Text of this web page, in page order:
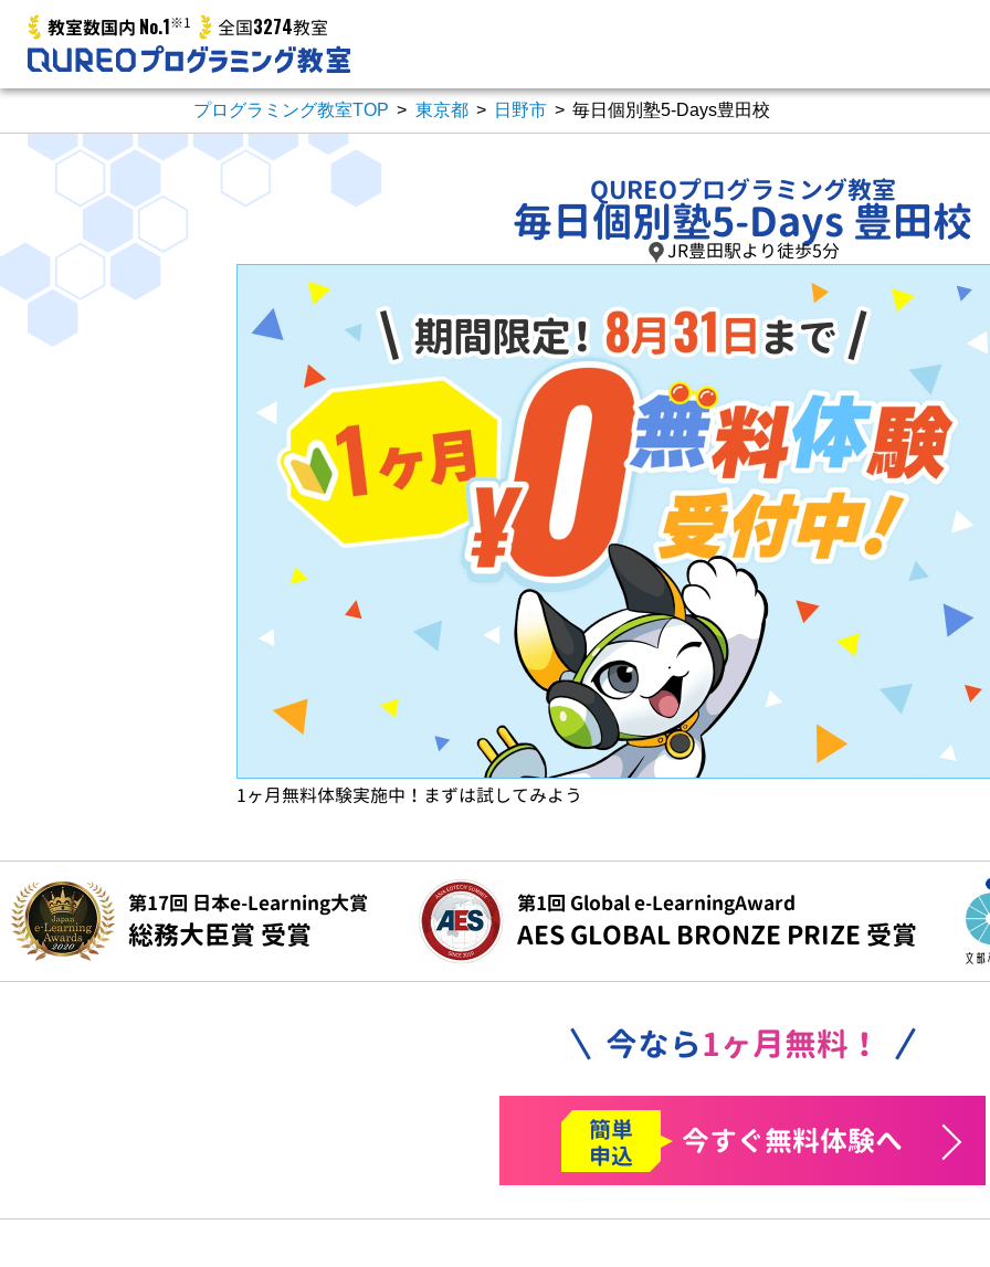
教室数国内 No.1※1 全国3274教室
プログラミング教室TOP > 東京都 > 日野市 > 毎日個別塾5-Days豊田校
QUREOプログラミング教室
毎日個別塾5-Days 豊田校
JR豊田駅より徒歩5分
1ヶ月無料体験実施中！まずは試してみよう
第17回 日本e-Learning大賞
総務大臣賞 受賞
第1回 Global e-LearningAward
AES GLOBAL BRONZE PRIZE 受賞
今なら1ヶ月無料！
簡単
申込
今すぐ無料体験へ